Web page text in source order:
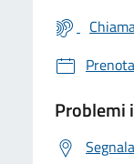
Problemi